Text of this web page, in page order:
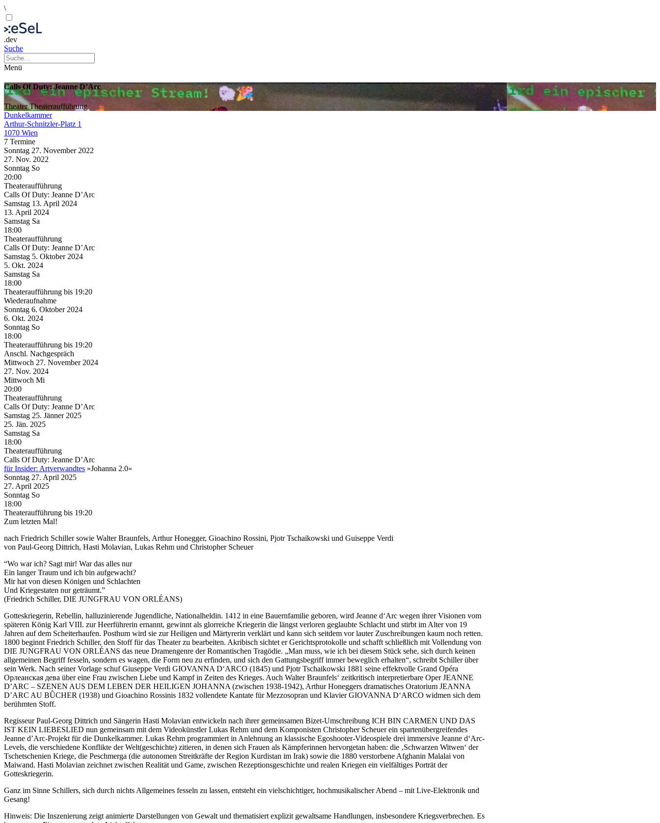
\
.dev
Suche
Menü
Calls Of Duty: Jeanne D’Arc
TheaterTheateraufführung
Dunkelkammer
Arthur-Schnitzler-Platz 1
1070 Wien
7 Termine
Sonntag 27. November 2022
27. Nov. 2022
Sonntag So
20:00
Theateraufführung
Calls Of Duty: Jeanne D’Arc
Samstag 13. April 2024
13. April 2024
Samstag Sa
18:00
Theateraufführung
Calls Of Duty: Jeanne D’Arc
Samstag 5. Oktober 2024
5. Okt. 2024
Samstag Sa
18:00
Theateraufführung bis 19:20
Wiederaufnahme
Sonntag 6. Oktober 2024
6. Okt. 2024
Sonntag So
18:00
Theateraufführung bis 19:20
Anschl. Nachgespräch
Mittwoch 27. November 2024
27. Nov. 2024
Mittwoch Mi
20:00
Theateraufführung
Calls Of Duty: Jeanne D’Arc
Samstag 25. Jänner 2025
25. Jän. 2025
Samstag Sa
18:00
Theateraufführung
Calls Of Duty: Jeanne D’Arc
für Insider: Artverwandtes »Johanna 2.0«
Sonntag 27. April 2025
27. April 2025
Sonntag So
18:00
Theateraufführung bis 19:20
Zum letzten Mal!
nach Friedrich Schiller sowie Walter Braunfels, Arthur Honegger, Gioachino Rossini, Pjotr Tschaikowski und Guiseppe Verdi
von Paul-Georg Dittrich, Hasti Molavian, Lukas Rehm und Christopher Scheuer
“Wo war ich? Sagt mir! War das alles nur
Ein langer Traum und ich bin aufgewacht?
Mir hat von diesen Königen und Schlachten
Und Kriegestaten nur geträumt.”
(Friedrich Schiller, DIE JUNGFRAU VON ORLÉANS)
Gotteskriegerin, Rebellin, halluzinierende Jugendliche, Nationalheldin. 1412 in eine Bauernfamilie geboren, wird Jeanne d‘Arc wegen ihrer Visionen vom
späteren König Karl VIII. zur Heerführerin ernannt, gewinnt als glorreiche Kriegerin die längst verloren geglaubte Schlacht und stirbt im Alter von 19
Jahren auf dem Scheiterhaufen. Posthum wird sie zur Heiligen und Märtyrerin verklärt und kann sich seitdem vor lauter Zuschreibungen kaum noch retten.
1800 beginnt Friedrich Schiller, den Stoff für das Theater zu bearbeiten. Akribisch sichtet er Gerichtsprotokolle und schafft schließlich mit Vollendung von
DIE JUNGFRAU VON ORLÉANS das neue Dramengenre der Romantischen Tragödie. „Man muss, wie ich bei diesem Stück sehe, sich durch keinen
allgemeinen Begriff fesseln, sondern es wagen, die Form neu zu erfinden, und sich den Gattungsbegriff immer beweglich erhalten“, schreibt Schiller über
sein Werk. Nach seiner Vorlage schuf Giuseppe Verdi GIOVANNA D‘ARCO (1845) und Pjotr Tschaikowski 1881 seine effektvolle Grand Opéra
Орлеанская дева über eine Frau zwischen Liebe und Kampf in Zeiten des Krieges. Auch Walter Braunfels‘ zeitkritisch interpretierbare Oper JEANNE
D’ARC – SZENEN AUS DEM LEBEN DER HEILIGEN JOHANNA (zwischen 1938-1942), Arthur Honeggers dramatisches Oratorium JEANNA
D’ARC AU BÛCHER (1938) und Gioachino Rossinis 1832 vollendete Kantate für Mezzosopran und Klavier GIOVANNA D‘ARCO widmen sich dem
berühmten Stoff.
Regisseur Paul-Georg Dittrich und Sängerin Hasti Molavian entwickeln nach ihrer gemeinsamen Bizet-Umschreibung ICH BIN CARMEN UND DAS
IST KEIN LIEBESLIED nun gemeinsam mit dem Videokünstler Lukas Rehm und dem Komponisten Christopher Scheuer ein spartenübergreifendes
Jeanne d’Arc-Projekt für die Dunkelkammer. Lukas Rehm programmiert in Anlehnung an klassische Egoshooter-Videospiele drei immersive Jeanne d‘Arc-
Levels, die verschiedene Konflikte der Welt(geschichte) zitieren, in denen sich Frauen als Kämpferinnen hervorgetan haben: die ‚Schwarzen Witwen‘ der
Tschetschenien Kriege, die Peschmerga (die autonomen Streitkräfte der Region Kurdistan im Irak) sowie die 1880 verstorbene Afghanin Malalai von
Maiwand. Hasti Molavian zeichnet zwischen Realität und Game, zwischen Rezeptionsgeschichte und realen Kriegen ein vielfältiges Porträt der
Gotteskriegerin.
Ganz im Sinne Schillers, sich durch nichts Allgemeines fesseln zu lassen, entsteht ein vielschichtiger, hochmusikalischer Abend – mit Live-Elektronik und
Gesang!
Hinweis: Die Inszenierung zeigt animierte Darstellungen von Gewalt und thematisiert explizit gewaltsame Handlungen, insbesondere Kriegsverbrechen. Es